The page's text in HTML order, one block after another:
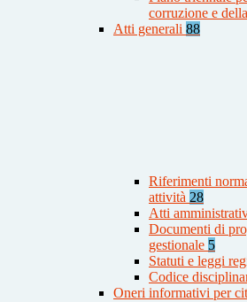
corruzione e
Atti generali 88
Riferimenti
attività 28
Atti
Documenti di
gestionale 5
Statuti e leggi
Codice
Oneri informativi per